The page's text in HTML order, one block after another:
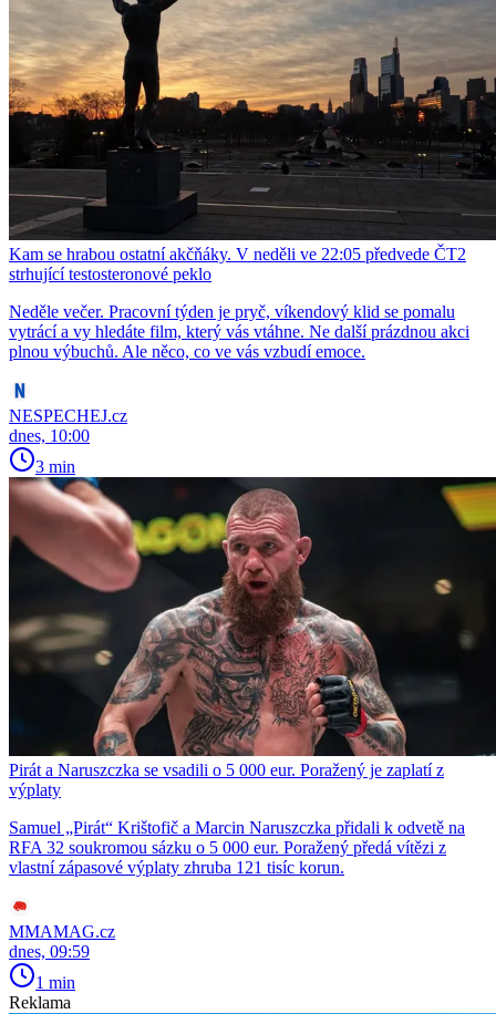
Kam se hrabou ostatní akčňáky. V neděli ve 22:05 předvede ČT2
strhující testosteronové peklo
Neděle večer. Pracovní týden je pryč, víkendový klid se pomalu
vytrácí a vy hledáte film, který vás vtáhne. Ne další prázdnou akci
plnou výbuchů. Ale něco, co ve vás vzbudí emoce.
NESPECHEJ.cz
dnes, 10:00
3 min
Pirát a Naruszczka se vsadili o 5 000 eur. Poražený je zaplatí z
výplaty
Samuel „Pirát“ Krištofič a Marcin Naruszczka přidali k odvetě na
RFA 32 soukromou sázku o 5 000 eur. Poražený předá vítězi z
vlastní zápasové výplaty zhruba 121 tisíc korun.
MMAMAG.cz
dnes, 09:59
1 min
Reklama